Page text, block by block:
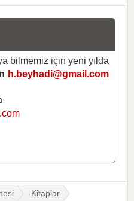
bilmemiz için yeni yılda
h.beyhadi@gmail.com
Kitaplar